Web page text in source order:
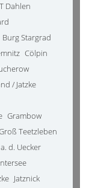
Dahlen
Burg Stargrad
Cölpin
/ Jatzke
Grambow
Teetzleben
d. Uecker
Jatznick